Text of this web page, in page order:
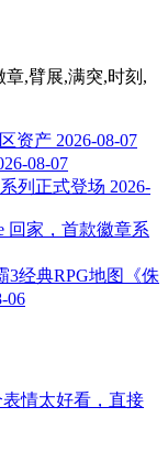
,臂展,满突,时刻,
资产 2026-08-07
08-07
列正式登场 2026-
回家，首款徽章系
3经典RPG地图《侏
06
情太好看，直接